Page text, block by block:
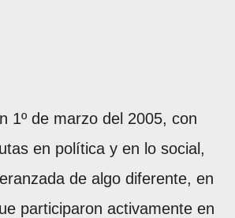
1º de marzo del 2005, con
en política y en lo social,
de algo diferente, en
participaron activamente en